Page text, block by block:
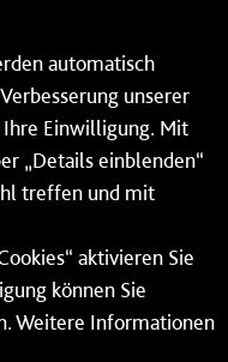
automatisch
unserer
Einwilligung. Mit
„Details einblenden“
treffen und mit
aktivieren Sie
können Sie
Weitere Informationen